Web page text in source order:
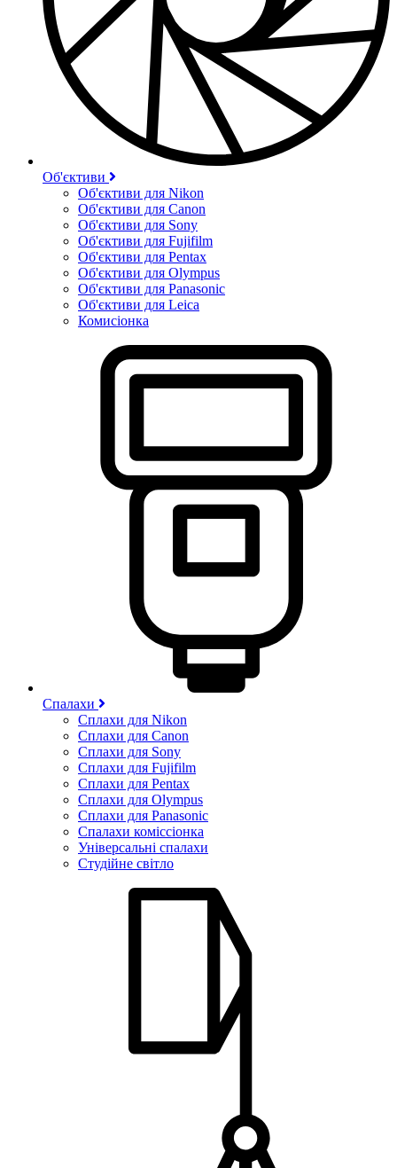
Об'єктиви
Об'єктиви для Nikon
Об'єктиви для Canon
Об'єктиви для Sony
Об'єктиви для Fujifilm
Об'єктиви для Pentax
Об'єктиви для Olympus
Об'єктиви для Panasonic
Об'єктиви для Leica
Комисіонка
Спалахи
Сплахи для Nikon
Сплахи для Canon
Сплахи для Sony
Сплахи для Fujifilm
Сплахи для Pentax
Сплахи для Olympus
Сплахи для Panasonic
Спалахи коміссіонка
Універсальні спалахи
Студійне світло